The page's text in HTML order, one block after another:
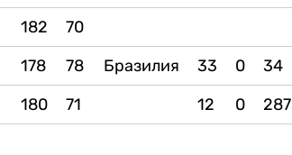
182
70
178 78 Бразилия 33 0 34
180 71 12 0 287